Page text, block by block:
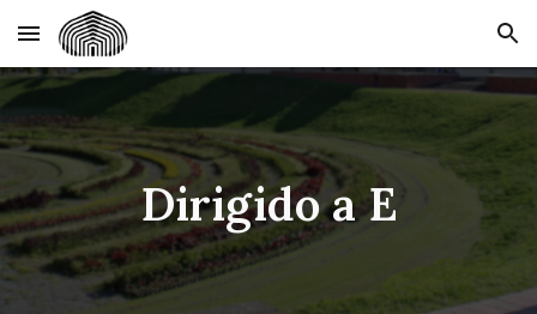
Skip to main content Skip to navigation
Dirigido a E